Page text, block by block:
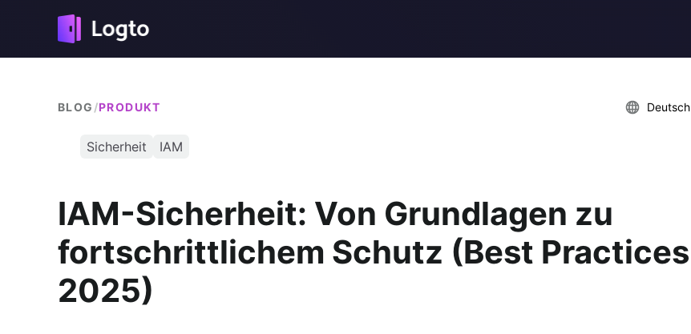
BLOG /PRODUKT Deutsch
Sicherheit IAM
IAM-Sicherheit: Von Grundlagen zu
fortschrittlichem Schutz (Best Practices
2025)